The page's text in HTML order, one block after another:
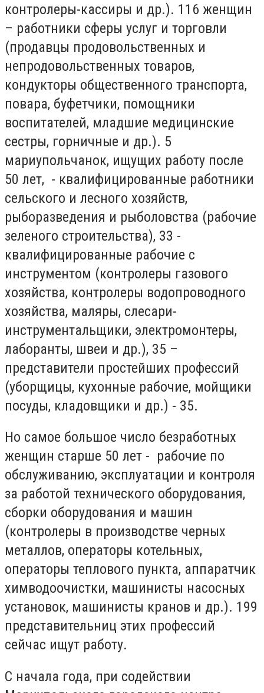
контролеры-кассиры и др.). 116 женщин
– работники сферы услуг и торговли
(продавцы продовольственных и
непродовольственных товаров,
кондукторы общественного транспорта,
повара, буфетчики, помощники
воспитателей, младшие медицинские
сестры, горничные и др.). 5
мариупольчанок, ищущих работу после
50 лет, - квалифицированные работники
сельского и лесного хозяйств,
рыборазведения и рыболовства (рабочие
зеленого строительства), 33 -
квалифицированные рабочие с
инструментом (контролеры газового
хозяйства, контролеры водопроводного
хозяйства, маляры, слесари-
инструментальщики, электромонтеры,
лаборанты, швеи и др.), 35 –
представители простейших профессий
(уборщицы, кухонные рабочие, мойщики
посуды, кладовщики и др.) - 35.
Но самое большое число безработных
женщин старше 50 лет - рабочие по
обслуживанию, эксплуатации и контроля
за работой технического оборудования,
сборки оборудования и машин
(контролеры в производстве черных
металлов, операторы котельных,
операторы теплового пункта, аппаратчик
химводоочистки, машинисты насосных
установок, машинисты кранов и др.). 199
представительниц этих профессий
сейчас ищут работу.
С начала года, при содействии